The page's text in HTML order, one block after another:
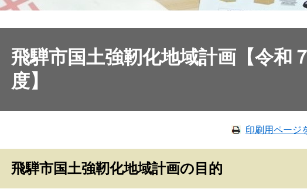
飛騨市国土強靭化地域計画【令和
度】
印刷用ページ
飛騨市国土強靭化地域計画の目的